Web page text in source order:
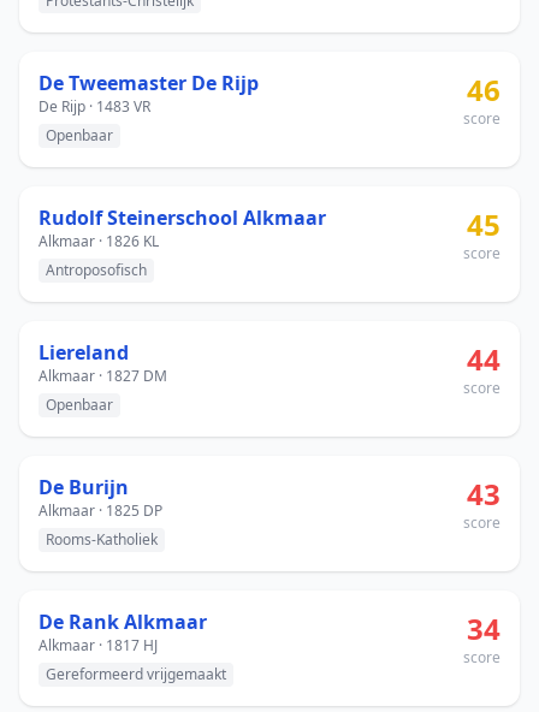
De Tweemaster De Rijp
De Rijp · 1483 VR
Openbaar
46
score
Rudolf Steinerschool Alkmaar
Alkmaar · 1826 KL
Antroposofisch
45
score
Liereland
Alkmaar · 1827 DM
Openbaar
44
score
De Burijn
Alkmaar · 1825 DP
Rooms-Katholiek
43
score
De Rank Alkmaar
Alkmaar · 1817 HJ
Gereformeerd vrijgemaakt
34
score